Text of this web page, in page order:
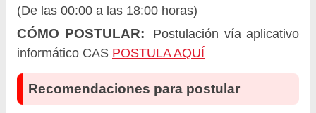
(De las 00:00 a las 18:00 horas)
CÓMO POSTULAR:
Postulación vía aplicativo
informático CAS POSTULA AQUÍ
Recomendaciones para postular